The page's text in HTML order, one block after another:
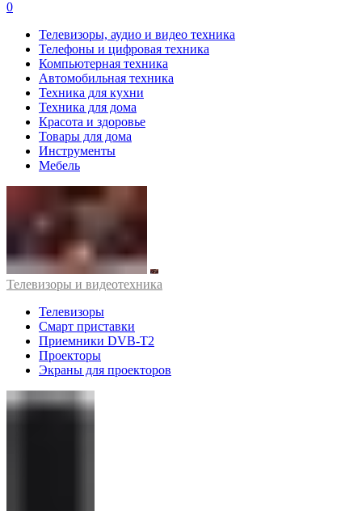
0
Телевизоры, аудио и видео техника
Телефоны и цифровая техника
Компьютерная техника
Автомобильная техника
Техника для кухни
Техника для дома
Красота и здоровье
Товары для дома
Инструменты
Мебель
Телевизоры и видеотехника
Телевизоры
Смарт приставки
Приемники DVB-T2
Проекторы
Экраны для проекторов